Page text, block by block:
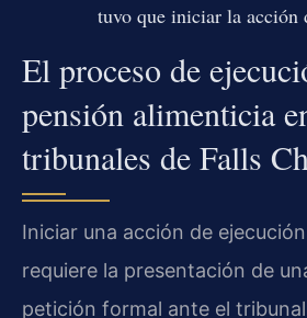
tuvo que iniciar la acción
El proceso de
pensión alimenticia
tribunales de Falls
Iniciar una acción de
requiere la presentación de
petición formal ante el